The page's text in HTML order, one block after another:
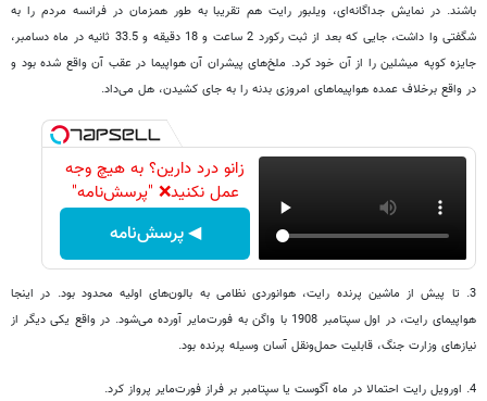
باشند. در نمایش‌ جداگانه‌ای، ویلبور رایت هم تقریبا به طور همزمان در فرانسه مردم را به
شگفتی وا داشت، جایی که بعد از ثبت رکورد 2 ساعت و 18 دقیقه و 33.5 ثانیه در ماه دسامبر،
جایزه کوپه میشلین را از آن خود کرد. ملخ‌های پیشران آن هواپیما در عقب آن واقع شده بود و
در واقع برخلاف عمده هواپیماهای امروزی بدنه را به جای کشیدن، هل می‌داد.
زانو درد دارین؟ به هیچ وجه
عمل نکنید❌ "پرسش‌نامه"
◀ پرسش‌نامه
3. تا پیش از ماشین پرنده رایت، هوانوردی نظامی به بالون‌های اولیه محدود بود. در اینجا
هواپیمای رایت، در اول سپتامبر 1908 با واگن به فورت‌مایر آورده می‌شود. در واقع یکی دیگر از
نیاز‌های وزارت جنگ، قابلیت حمل‌ونقل آسان وسیله پرنده بود.
4. اورویل رایت احتمالا در ماه آگوست یا سپتامبر بر فراز فورت‌مایر پرواز کرد.